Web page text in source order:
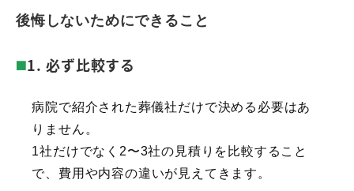
後悔しないためにできること
1. 必ず比較する
病院で紹介された葬儀社だけで決める必要はあ
りません。
1社だけでなく2〜3社の見積りを比較すること
で、費用や内容の違いが見えてきます。